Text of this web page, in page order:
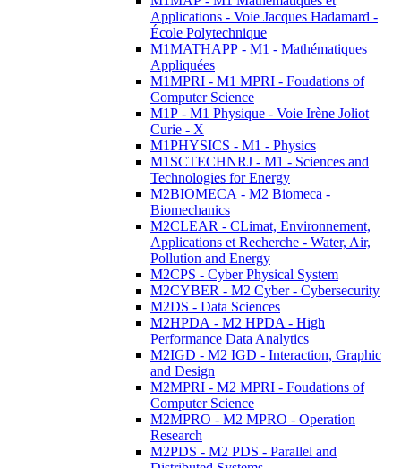
Applications - Voie Jacques Hadamard -
École Polytechnique
M1MATHAPP - M1 - Mathématiques
Appliquées
M1MPRI - M1 MPRI - Foudations of
Computer Science
M1P - M1 Physique - Voie Irène Joliot
Curie - X
M1PHYSICS - M1 - Physics
M1SCTECHNRJ - M1 - Sciences and
Technologies for Energy
M2BIOMECA - M2 Biomeca -
Biomechanics
M2CLEAR - CLimat, Environnement,
Applications et Recherche - Water, Air,
Pollution and Energy
M2CPS - Cyber Physical System
M2CYBER - M2 Cyber - Cybersecurity
M2DS - Data Sciences
M2HPDA - M2 HPDA - High
Performance Data Analytics
M2IGD - M2 IGD - Interaction, Graphic
and Design
M2MPRI - M2 MPRI - Foudations of
Computer Science
M2MPRO - M2 MPRO - Operation
Research
M2PDS - M2 PDS - Parallel and